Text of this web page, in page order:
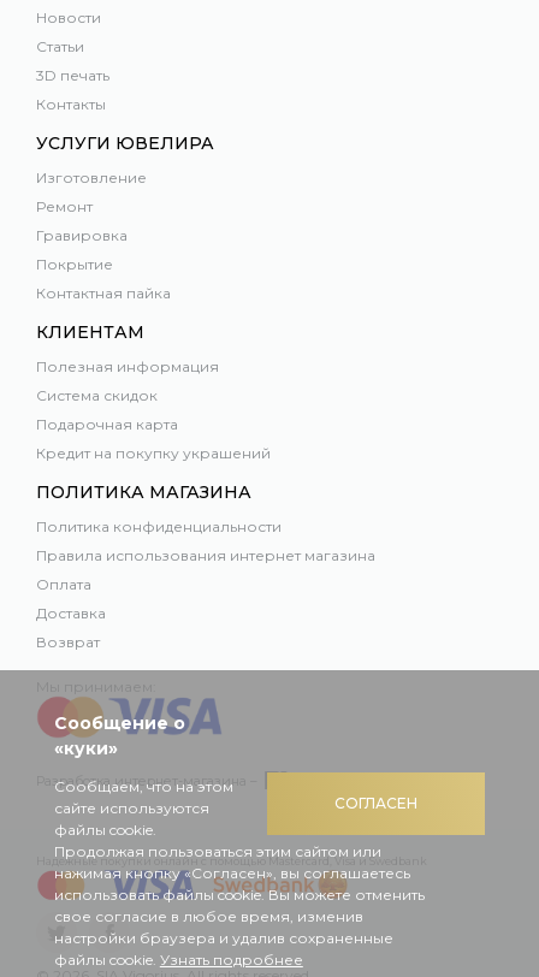
Новости
Статьи
3D печать
Контакты
УСЛУГИ ЮВЕЛИРА
Изготовление
Ремонт
Гравировка
Покрытие
Контактная пайка
КЛИЕНТАМ
Полезная информация
Система скидок
Подарочная карта
Кредит на покупку украшений
ПОЛИТИКА МАГАЗИНА
Политика конфиденциальности
Правила использования интернет магазина
Оплата
Доставка
Возврат
Разработка интернет-магазина –
Надежные покупки онлайн с помощью Mastercard, Visa и Swedbank
СОГЛАСЕН
Сообщение о
«куки»
Сообщаем, что на этом
сайте используются
файлы cookie.
Продолжая пользоваться этим сайтом или
нажимая кнопку «Согласен», вы соглашаетесь
использовать файлы cookie. Вы можете отменить
свое согласие в любое время, изменив
настройки браузера и удалив сохраненные
файлы cookie. Узнать подробнее